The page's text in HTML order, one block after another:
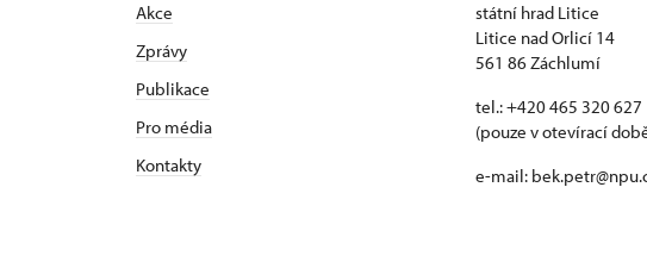
Akce
Zprávy
Publikace
Pro média
Kontakty
státní hrad Litice
Litice nad Orlicí 14
561 86 Záchlumí
tel.: +420 465 320 627
(pouze v otevírací
e-mail: